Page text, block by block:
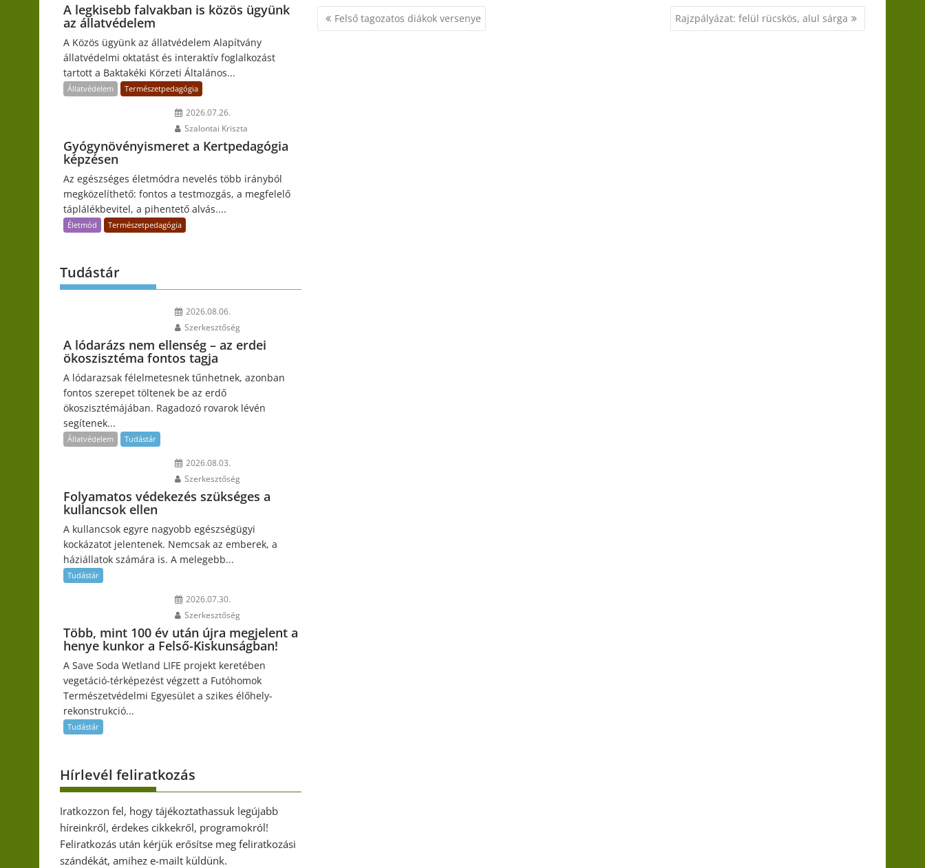
Bejegyzés
navigáció
Felső tagozatos diákok versenye Rajzpályázat: felül rücskös, alul sárga
A legkisebb falvakban is közös ügyünk
az állatvédelem
A Közös ügyünk az állatvédelem Alapítvány
állatvédelmi oktatást és interaktív foglalkozást
tartott a Baktakéki Körzeti Általános...
Állatvédelem Természetpedagógia
2026.07.26.
Szalontai Kriszta
Gyógynövényismeret a Kertpedagógia
képzésen
Az egészséges életmódra nevelés több irányból
megközelíthető: fontos a testmozgás, a megfelelő
táplálékbevitel, a pihentető alvás....
Életmód Természetpedagógia
Tudástár
2026.08.06.
Szerkesztőség
A lódarázs nem ellenség – az erdei
ökoszisztéma fontos tagja
A lódarazsak félelmetesnek tűnhetnek, azonban
fontos szerepet töltenek be az erdő
ökoszisztémájában. Ragadozó rovarok lévén
segítenek...
Állatvédelem Tudástár
2026.08.03.
Szerkesztőség
Folyamatos védekezés szükséges a
kullancsok ellen
A kullancsok egyre nagyobb egészségügyi
kockázatot jelentenek. Nemcsak az emberek, a
háziállatok számára is. A melegebb...
Tudástár
2026.07.30.
Szerkesztőség
Több, mint 100 év után újra megjelent a
henye kunkor a Felső-Kiskunságban!
A Save Soda Wetland LIFE projekt keretében
vegetáció-térképezést végzett a Futóhomok
Természetvédelmi Egyesület a szikes élőhely-
rekonstrukció...
Tudástár
Hírlevél feliratkozás
Iratkozzon fel, hogy tájékoztathassuk legújabb
híreinkről, érdekes cikkekről, programokról!
Feliratkozás után kérjük erősítse meg feliratkozási
szándékát, amihez e-mailt küldünk.